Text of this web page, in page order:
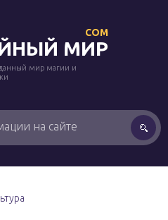
МИР
COM
мир магии и